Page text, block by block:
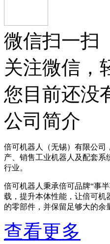
微信扫一扫
关注微信，
您目前还没
公司简介
倍可机器人（无锡）有限公司
产、销售工业机器人及配套
行业。
倍可机器人秉承倍可品牌“事
载，提升本体性能，让倍可机
的零部件，并保留足够大的余
倍可机器人的核心研发团队
方案的高新技术企业，已经
查看更多